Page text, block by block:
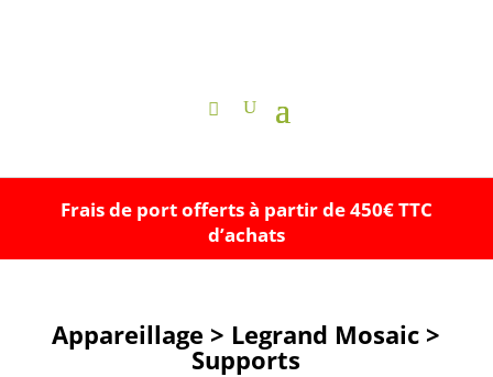
Frais de port offerts à partir de 450€ TTC
d’achats
Appareillage > Legrand Mosaic >
Supports